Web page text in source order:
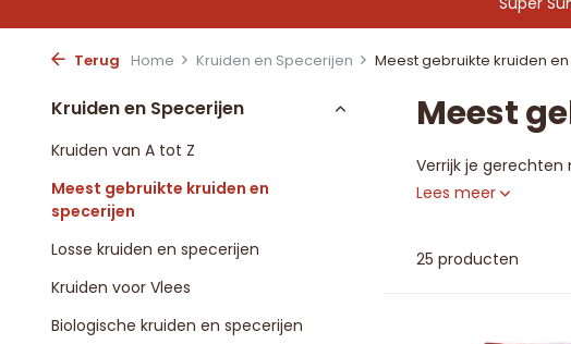
Terug Home Kruiden en Specerijen Meest gebruikte kruiden en
Kruiden en Specerijen
Kruiden van A tot Z
Meest gebruikte kruiden en
specerijen
Losse kruiden en specerijen
Kruiden voor Vlees
Biologische kruiden en specerijen
Meest
Verrijk je gerechten
Lees meer
25 producten